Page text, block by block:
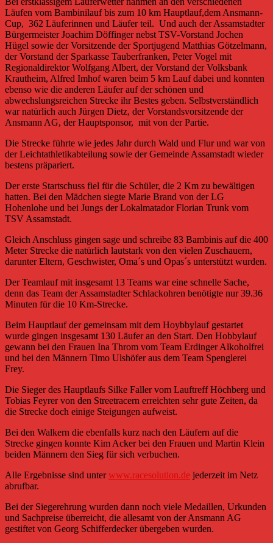
Läufen vom Bambinilauf bis zum 10 km Hauptlauf,dem Ansmann-
Cup, 362 Läuferinnen und Läufer teil. Und auch der Assamstadter
Bürgermeister Joachim Döffinger nebst TSV-Vorstand Jochen
Hügel sowie der Vorsitzende der Sportjugend Matthias Götzelmann,
der Vorstand der Sparkasse Tauberfranken, Peter Vogel mit
Regionaldirektor Wolfgang Albert, der Vorstand der Volksbank
Krautheim, Alfred Imhof waren beim 5 km Lauf dabei und konnten
ebenso wie die anderen Läufer auf der schönen und
abwechslungsreichen Strecke ihr Bestes geben. Selbstverständlich
war natürlich auch Jürgen Dietz, der Vorstandsvorsitzende der
Ansmann AG, der Hauptsponsor, mit von der Partie.
Die Strecke führte wie jedes Jahr durch Wald und Flur und war von
der Leichtathletikabteilung sowie der Gemeinde Assamstadt wieder
bestens präpariert.
Der erste Startschuss fiel für die Schüler, die 2 Km zu bewältigen
hatten. Bei den Mädchen siegte Marie Brand von der LG
Hohenlohe und bei Jungs der Lokalmatador Florian Trunk vom
TSV Assamstadt.
Gleich Anschluss gingen sage und schreibe 83 Bambinis auf die 400
Meter Strecke die natürlich lautstark von den vielen Zuschauern,
darunter Eltern, Geschwister, Oma´s und Opas´s unterstützt wurden.
Der Teamlauf mit insgesamt 13 Teams war eine schnelle Sache,
denn das Team der Assamstadter Schlackohren benötigte nur 39.36
Minuten für die 10 Km-Strecke.
Beim Hauptlauf der gemeinsam mit dem Hoybbylauf gestartet
wurde gingen insgesamt 130 Läufer an den Start. Den Hobbylauf
gewann bei den Frauen Ina Throm vom Team Erdinger Alkoholfrei
und bei den Männern Timo Ulshöfer aus dem Team Spenglerei
Frey.
Die Sieger des Hauptlaufs Silke Faller vom Lauftreff Höchberg und
Tobias Feyrer von den Streetracern erreichten sehr gute Zeiten, da
die Strecke doch einige Steigungen aufweist.
Bei den Walkern die ebenfalls kurz nach den Läufern auf die
Strecke gingen konnte Kim Acker bei den Frauen und Martin Klein
beiden Männern den Sieg für sich verbuchen.
Alle Ergebnisse sind unterwww.racesolution.de jederzeit im Netz
abrufbar.
Bei der Siegerehrung wurden dann noch viele Medaillen, Urkunden
und Sachpreise überreicht, die allesamt von der Ansmann AG
gestiftet von Georg Schifferdecker übergeben wurden.